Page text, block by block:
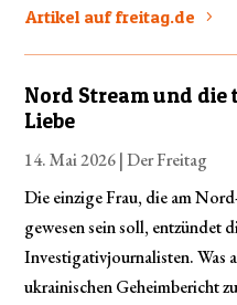
Artikel auf freitag.de
Nord Stream und die
Liebe
14. Mai 2026 |Der Freitag
Die einzige Frau, die am
gewesen sein soll, entzündet
Investigativjournalisten. Was
ukrainischen Geheimbericht